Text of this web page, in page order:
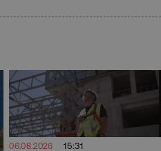
06.08.2026 15:31